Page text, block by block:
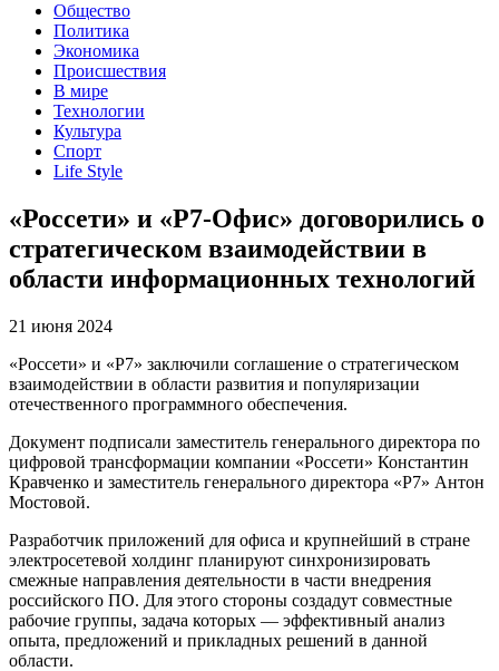
Общество
Политика
Экономика
Происшествия
В мире
Технологии
Культура
Спорт
Life Style
«Россети» и «Р7-Офис» договорились о
стратегическом взаимодействии в
области информационных технологий
21 июня 2024
«Россети» и «Р7» заключили соглашение о стратегическом
взаимодействии в области развития и популяризации
отечественного программного обеспечения.
Документ подписали заместитель генерального директора по
цифровой трансформации компании «Россети» Константин
Кравченко и заместитель генерального директора «Р7» Антон
Мостовой.
Разработчик приложений для офиса и крупнейший в стране
электросетевой холдинг планируют синхронизировать
смежные направления деятельности в части внедрения
российского ПО. Для этого стороны создадут совместные
рабочие группы, задача которых — эффективный анализ
опыта, предложений и прикладных решений в данной
области.